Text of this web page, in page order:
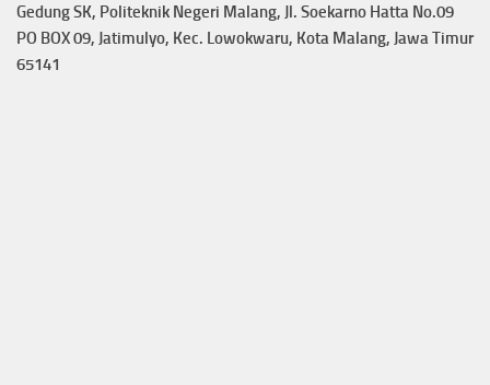
Gedung SK, Politeknik Negeri Malang, Jl. Soekarno Hatta No.09
PO BOX 09, Jatimulyo, Kec. Lowokwaru, Kota Malang, Jawa Timur
65141